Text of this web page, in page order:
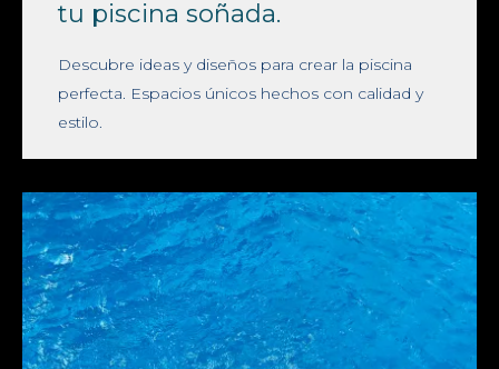
tu piscina soñada.
Descubre ideas y diseños para crear la piscina
perfecta. Espacios únicos hechos con calidad y
estilo.